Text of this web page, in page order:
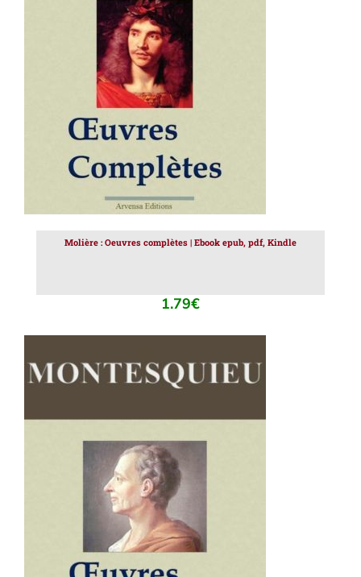
AJOUTER AU PANIER /
Molière : Oeuvres complètes | Ebook epub, pdf, Kindle
1.79€
AJOUTER AU PANIER